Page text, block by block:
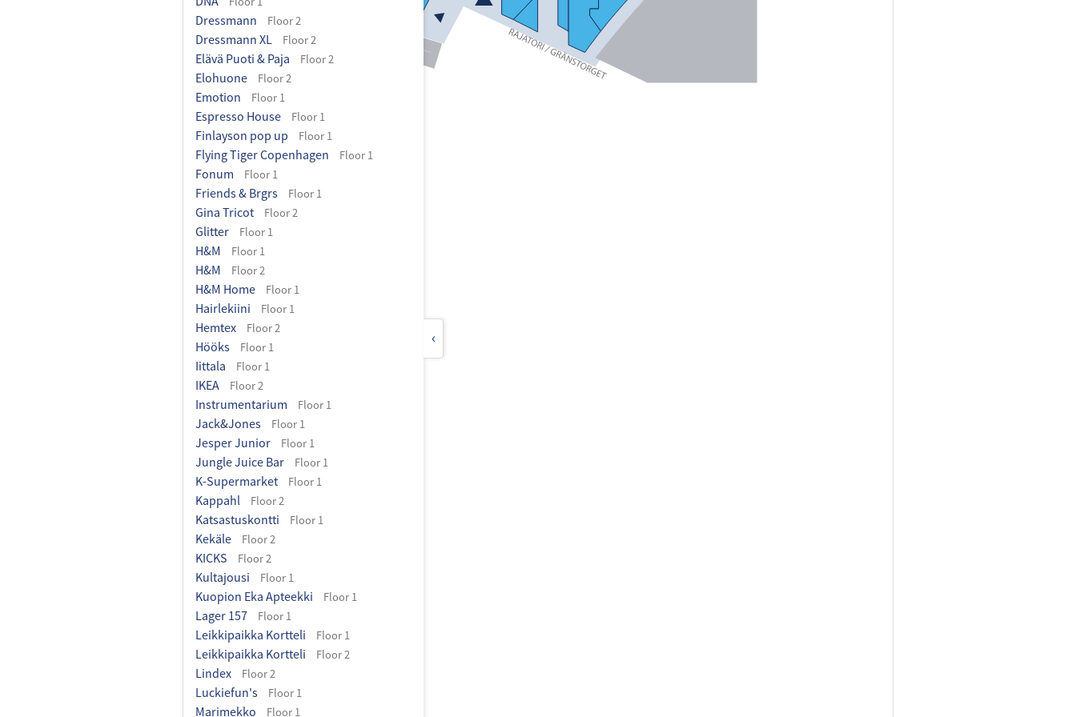
‹
Dressmann Floor 2
Dressmann XL Floor 2
Elävä Puoti & Paja Floor 2
Elohuone Floor 2
Emotion Floor 1
Espresso House Floor 1
Finlayson pop up Floor 1
Flying Tiger Copenhagen Floor 1
Fonum Floor 1
Friends & Brgrs Floor 1
Gina Tricot Floor 2
Glitter Floor 1
H&M Floor 1
H&M Floor 2
H&M Home Floor 1
Hairlekiini Floor 1
Hemtex Floor 2
Hööks Floor 1
Iittala Floor 1
IKEA Floor 2
Instrumentarium Floor 1
Jack&Jones Floor 1
Jesper Junior Floor 1
Jungle Juice Bar Floor 1
K-Supermarket Floor 1
Kappahl Floor 2
Katsastuskontti Floor 1
Kekäle Floor 2
KICKS Floor 2
Kultajousi Floor 1
Kuopion Eka Apteekki Floor 1
Lager 157 Floor 1
Leikkipaikka Kortteli Floor 1
Leikkipaikka Kortteli Floor 2
Lindex Floor 2
Luckiefun's Floor 1
Marimekko Floor 1